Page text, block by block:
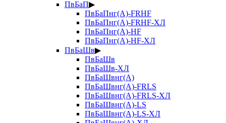
ПвБаП▶
ПвБаПнг(А)-FRHF
ПвБаПнг(А)-FRHF-ХЛ
ПвБаПнг(А)-HF
ПвБаПнг(А)-HF-ХЛ
ПвБаШв▶
ПвБаШв
ПвБаШв-ХЛ
ПвБаШвнг(А)
ПвБаШвнг(А)-FRLS
ПвБаШвнг(А)-FRLS-ХЛ
ПвБаШвнг(А)-LS
ПвБаШвнг(А)-LS-ХЛ